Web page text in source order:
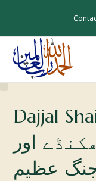
Dajjal
اور
عظیم